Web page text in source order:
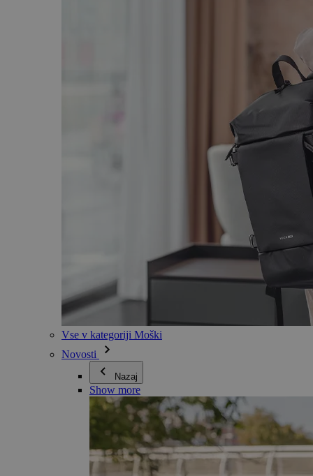
Vse v kategoriji Moški
Novosti
Nazaj
Show more